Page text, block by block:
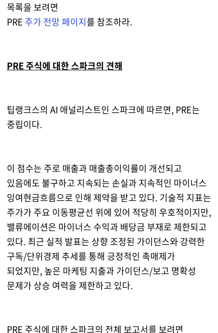
목록을 보려면
PRE 주가 전망 페이지를 참조하라.
PRE 주식에 대한 스파크의 견해
팁랭크스의 AI 애널리스트인 스파크에 따르면, PRE는
중립이다.
이 점수는 주로 매출과 매출총이익률이 개선되고
있음에도 불구하고 지속되는 손실과 지속적인 마이너스
잉여현금흐름으로 인해 제약을 받고 있다. 기술적 지표는
주가가 주요 이동평균선 위에 있어 적당히 우호적이지만,
밸류에이션은 마이너스 수익과 배당금 부재로 제한되고
있다. 최근 실적 발표는 상향 조정된 가이던스와 강력한
구독/단위경제 추세를 통해 긍정적인 촉매제가
되었지만, 높은 마케팅 지출과 가이던스/보고 명확성
문제가 상승 여력을 제한하고 있다.
PRE 주식에 대한 스파크의 전체 보고서를 보려면